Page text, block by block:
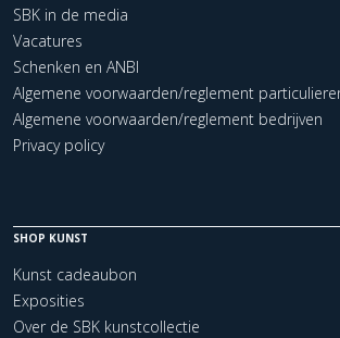
SBK in de media
Vacatures
Schenken en ANBI
Algemene voorwaarden/reglement
Algemene voorwaarden/reglement bedrijven
Privacy policy
SHOP KUNST
Kunst cadeaubon
Exposities
Over de SBK kunstcollectie